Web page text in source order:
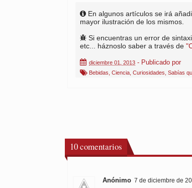
En algunos artículos se irá
mayor ilustración de los mismos.
Si encuentras un error de
etc... háznoslo saber a través de
diciembre 01, 2013 - Publicado por
Bebidas Ciencia Curiosidades Sabías
10comentarios
Anónimo 7 de diciembre de